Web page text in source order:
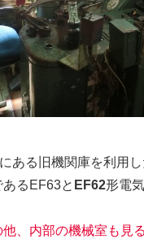
ある旧機関庫を利用
るEF63と EF62形電
、内部の機械室も見